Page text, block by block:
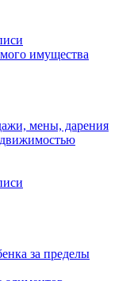
имущества
мены, дарения
за пределы